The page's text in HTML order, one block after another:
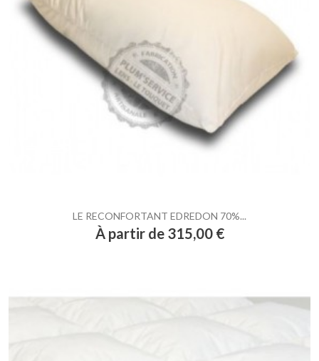
LE RECONFORTANT EDREDON 70%...
Prix
À partir de 315,00 €